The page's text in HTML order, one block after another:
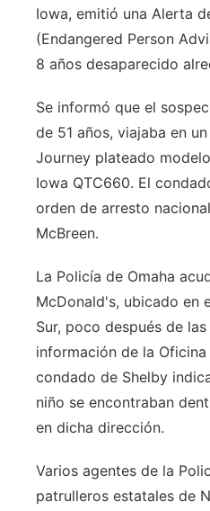
Iowa, emitió una Alerta
(Endangered Person
8 años desaparecido
Se informó que el
de 51 años, viajaba en
Journey plateado
Iowa QTC660. El
orden de arresto
McBreen.
La Policía de Omaha
McDonald's, ubicado en
Sur, poco después de
información de la
condado de Shelby
niño se encontraban
en dicha dirección.
Varios agentes de la
patrulleros estatales de